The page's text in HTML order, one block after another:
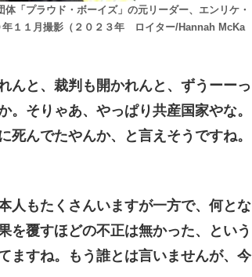
「プラウド・ボーイズ」の元リーダー、エンリケ・
年１１月撮影（２０２３年 ロイター/Hannah McKa
と、裁判も開かれんと、ずうーーっ
そりゃあ、やっぱり共産国家やな。
んでたやんか、と言えそうですね。
人もたくさんいますが一方で、何とな
を覆すほどの不正は無かった、という
ますね。もう誰とは言いませんが、今